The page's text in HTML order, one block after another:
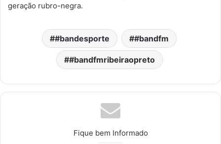
geração rubro-negra.
#bandesporte #bandfm
#bandfmribeiraopreto
Fique bem Informado